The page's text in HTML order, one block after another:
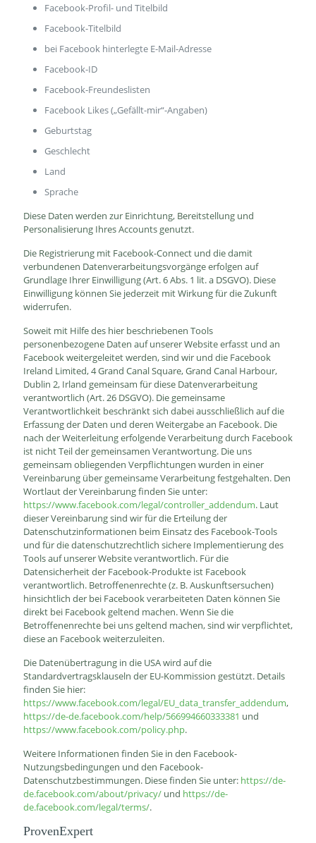
Facebook-Profil- und Titelbild
Facebook-Titelbild
bei Facebook hinterlegte E-Mail-Adresse
Facebook-ID
Facebook-Freundeslisten
Facebook Likes („Gefällt-mir“-Angaben)
Geburtstag
Geschlecht
Land
Sprache
Diese Daten werden zur Einrichtung, Bereitstellung und
Personalisierung Ihres Accounts genutzt.
Die Registrierung mit Facebook-Connect und die damit
verbundenen Datenverarbeitungsvorgänge erfolgen auf
Grundlage Ihrer Einwilligung (Art. 6 Abs. 1 lit. a DSGVO). Diese
Einwilligung können Sie jederzeit mit Wirkung für die Zukunft
widerrufen.
Soweit mit Hilfe des hier beschriebenen Tools
personenbezogene Daten auf unserer Website erfasst und an
Facebook weitergeleitet werden, sind wir und die Facebook
Ireland Limited, 4 Grand Canal Square, Grand Canal Harbour,
Dublin 2, Irland gemeinsam für diese Datenverarbeitung
verantwortlich (Art. 26 DSGVO). Die gemeinsame
Verantwortlichkeit beschränkt sich dabei ausschließlich auf die
Erfassung der Daten und deren Weitergabe an Facebook. Die
nach der Weiterleitung erfolgende Verarbeitung durch Facebook
ist nicht Teil der gemeinsamen Verantwortung. Die uns
gemeinsam obliegenden Verpflichtungen wurden in einer
Vereinbarung über gemeinsame Verarbeitung festgehalten. Den
Wortlaut der Vereinbarung finden Sie unter:
https://www.facebook.com/legal/controller_addendum. Laut
dieser Vereinbarung sind wir für die Erteilung der
Datenschutzinformationen beim Einsatz des Facebook-Tools
und für die datenschutzrechtlich sichere Implementierung des
Tools auf unserer Website verantwortlich. Für die
Datensicherheit der Facebook-Produkte ist Facebook
verantwortlich. Betroffenenrechte (z. B. Auskunftsersuchen)
hinsichtlich der bei Facebook verarbeiteten Daten können Sie
direkt bei Facebook geltend machen. Wenn Sie die
Betroffenenrechte bei uns geltend machen, sind wir verpflichtet,
diese an Facebook weiterzuleiten.
Die Datenübertragung in die USA wird auf die
Standardvertragsklauseln der EU-Kommission gestützt. Details
finden Sie hier:
https://www.facebook.com/legal/EU_data_transfer_addendum,
https://de-de.facebook.com/help/566994660333381 und
https://www.facebook.com/policy.php.
Weitere Informationen finden Sie in den Facebook-
Nutzungsbedingungen und den Facebook-
Datenschutzbestimmungen. Diese finden Sie unter: https://de-
de.facebook.com/about/privacy/ und https://de-
de.facebook.com/legal/terms/.
ProvenExpert